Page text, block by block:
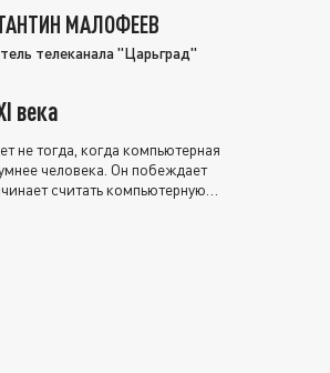
МАЛОФЕЕВ
телеканала "Царьград"
века
не тогда, когда компьютерная
человека. Он побеждает
считать компьютерную